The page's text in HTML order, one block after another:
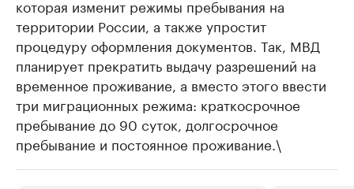
которая изменит режимы пребывания на
территории России, а также упростит
процедуру оформления документов. Так, МВД
планирует прекратить выдачу разрешений на
временное проживание, а вместо этого ввести
три миграционных режима: краткосрочное
пребывание до 90 суток, долгосрочное
пребывание и постоянное проживание.\